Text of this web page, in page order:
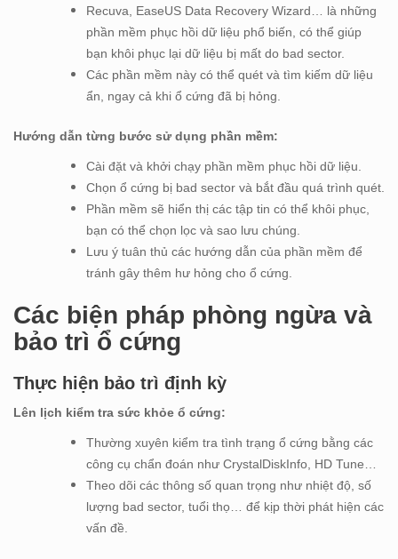
Recuva, EaseUS Data Recovery Wizard… là những
phần mềm phục hồi dữ liệu phổ biến, có thể giúp
bạn khôi phục lại dữ liệu bị mất do bad sector.
Các phần mềm này có thể quét và tìm kiếm dữ liệu
ẩn, ngay cả khi ổ cứng đã bị hỏng.
Hướng dẫn từng bước sử dụng phần mềm:
Cài đặt và khởi chạy phần mềm phục hồi dữ liệu.
Chọn ổ cứng bị bad sector và bắt đầu quá trình quét.
Phần mềm sẽ hiển thị các tập tin có thể khôi phục,
bạn có thể chọn lọc và sao lưu chúng.
Lưu ý tuân thủ các hướng dẫn của phần mềm để
tránh gây thêm hư hỏng cho ổ cứng.
Các biện pháp phòng ngừa và
bảo trì ổ cứng
Thực hiện bảo trì định kỳ
Lên lịch kiểm tra sức khỏe ổ cứng:
Thường xuyên kiểm tra tình trạng ổ cứng bằng các
công cụ chẩn đoán như CrystalDiskInfo, HD Tune…
Theo dõi các thông số quan trọng như nhiệt độ, số
lượng bad sector, tuổi thọ… để kịp thời phát hiện các
vấn đề.